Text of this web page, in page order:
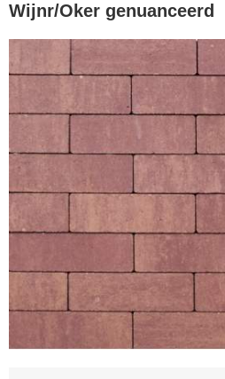
Wijnr/Oker genuanceerd